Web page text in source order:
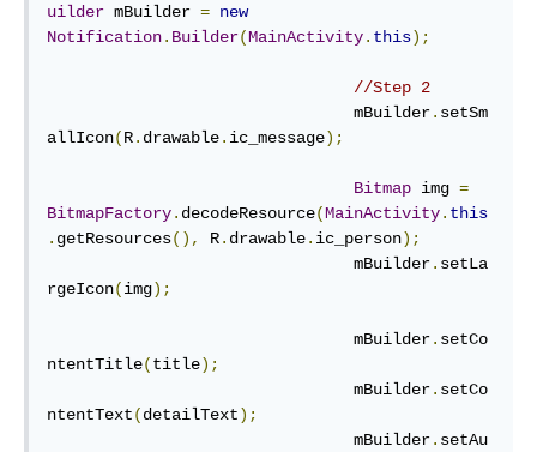
uilder mBuilder = new
Notification. Builder(MainActivity. this);
//Step 2
				mBuilder
. setSm
allIcon(R. drawable. ic_message);
Bitmap img =
BitmapFactory. decodeResource(MainActivity. this
. getResources(), R. drawable. ic_person);
				mBuilder
. setLa
rgeIcon(img);
				mBuilder
. setCo
ntentTitle(title);
				mBuilder
. setCo
ntentText(detailText);
				mBuilder
. setAu